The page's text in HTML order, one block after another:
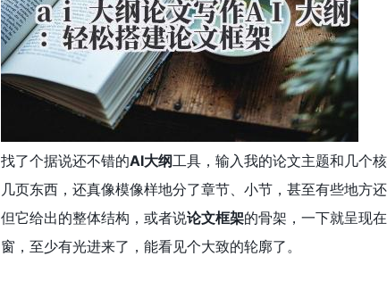
找了个据说还不错的AI大纲工具，输入我的论文主题和几个
几页东西，还真像模像样地分了章节、小节，甚至有些地方
但它给出的整体结构，或者说论文框架的骨架，一下就呈现
窗，至少有光进来了，能看见个大致的轮廓了。